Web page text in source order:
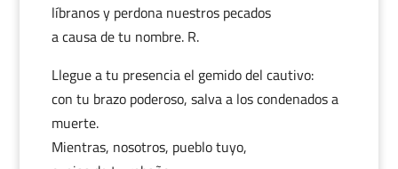
líbranos y perdona nuestros pecados
a causa de tu nombre. R.
Llegue a tu presencia el gemido del cautivo:
con tu brazo poderoso, salva a los condenados a
muerte.
Mientras, nosotros, pueblo tuyo,